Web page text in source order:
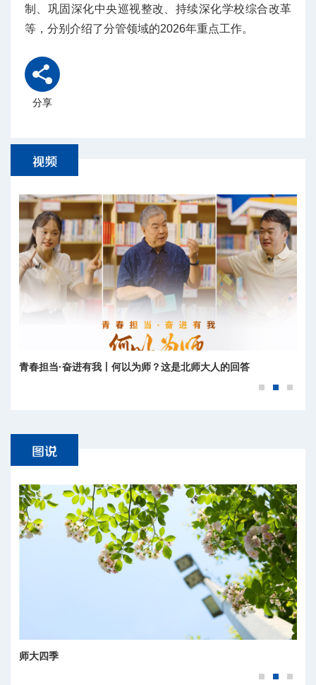
制、巩固深化中央巡视整改、持续深化学校综合改革
等，分别介绍了分管领域的2026年重点工作。
分享
青春担当·奋进有我丨何以为师？这是北师大人的回答
师大四季